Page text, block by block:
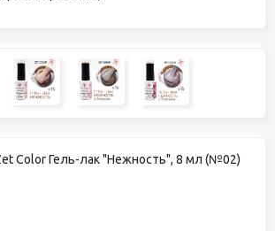
Color Гель-лак "Нежность", 8 мл (№02)